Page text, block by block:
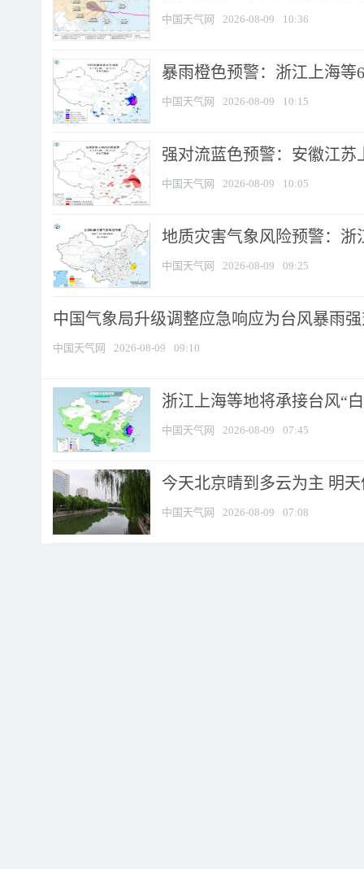
中国天气网 2026-08-09 10:36
暴雨橙色预警：浙江上海等
中国天气网 2026-08-09 10:15
强对流蓝色预警：安徽江苏
中国天气网 2026-08-09 10:05
地质灾害气象风险预警：浙
中国天气网 2026-08-09 09:25
中国气象局升级调整应急响应为台风暴雨
中国天气网 2026-08-09 09:10
浙江上海等地将承接台风“
中国天气网 2026-08-09 07:45
今天北京晴到多云为主 明
中国天气网 2026-08-09 07:08